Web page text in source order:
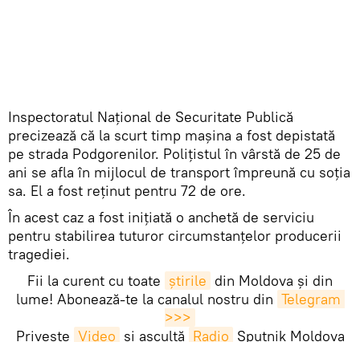
Inspectoratul Național de Securitate Publică
precizează că la scurt timp mașina a fost depistată
pe strada Podgorenilor. Polițistul în vârstă de 25 de
ani se afla în mijlocul de transport împreună cu soția
sa. El a fost reținut pentru 72 de ore.
În acest caz a fost inițiată o anchetă de serviciu
pentru stabilirea tuturor circumstanțelor producerii
tragediei.
Fii la curent cu toate știrile din Moldova și din
lume! Abonează-te la canalul nostru din Telegram
>>>
Privește Video și ascultă Radio Sputnik Moldova